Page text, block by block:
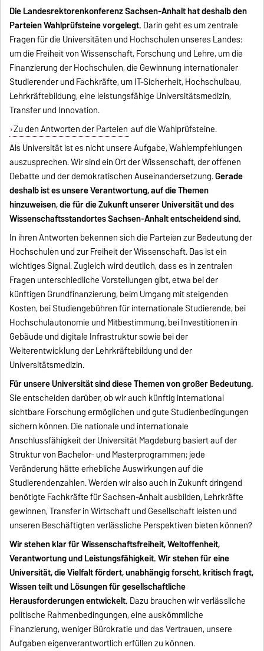
Die Landesrektorenkonferenz Sachsen-Anhalt hat deshalb den
Parteien Wahlprüfsteine vorgelegt. Darin geht es um zentrale
Fragen für die Universitäten und Hochschulen unseres Landes:
um die Freiheit von Wissenschaft, Forschung und Lehre, um die
Finanzierung der Hochschulen, die Gewinnung internationaler
Studierender und Fachkräfte, um IT-Sicherheit, Hochschulbau,
Lehrkräftebildung, eine leistungsfähige Universitätsmedizin,
Transfer und Innovation.
Zu den Antworten der Parteien auf die Wahlprüfsteine.
Als Universität ist es nicht unsere Aufgabe, Wahlempfehlungen
auszusprechen. Wir sind ein Ort der Wissenschaft, der offenen
Debatte und der demokratischen Auseinandersetzung.Gerade
deshalb ist es unsere Verantwortung, auf die Themen
hinzuweisen, die für die Zukunft unserer Universität und des
Wissenschaftsstandortes Sachsen-Anhalt entscheidend sind.
In ihren Antworten bekennen sich die Parteien zur Bedeutung der
Hochschulen und zur Freiheit der Wissenschaft. Das ist ein
wichtiges Signal. Zugleich wird deutlich, dass es in zentralen
Fragen unterschiedliche Vorstellungen gibt, etwa bei der
künftigen Grundfinanzierung, beim Umgang mit steigenden
Kosten, bei Studiengebühren für internationale Studierende, bei
Hochschulautonomie und Mitbestimmung, bei Investitionen in
Gebäude und digitale Infrastruktur sowie bei der
Weiterentwicklung der Lehrkräftebildung und der
Universitätsmedizin.
Für unsere Universität sind diese Themen von großer Bedeutung.
Sie entscheiden darüber, ob wir auch künftig international
sichtbare Forschung ermöglichen und gute Studienbedingungen
sichern können. Die nationale und internationale
Anschlussfähigkeit der Universität Magdeburg basiert auf der
Struktur von Bachelor- und Masterprogrammen; jede
Veränderung hätte erhebliche Auswirkungen auf die
Studierendenzahlen. Werden wir also auch in Zukunft dringend
benötigte Fachkräfte für Sachsen-Anhalt ausbilden, Lehrkräfte
gewinnen, Transfer in Wirtschaft und Gesellschaft leisten und
unseren Beschäftigten verlässliche Perspektiven bieten können?
Wir stehen klar für Wissenschaftsfreiheit, Weltoffenheit,
Verantwortung und Leistungsfähigkeit. Wir stehen für eine
Universität, die Vielfalt fördert, unabhängig forscht, kritisch fragt,
Wissen teilt und Lösungen für gesellschaftliche
Herausforderungen entwickelt. Dazu brauchen wir verlässliche
politische Rahmenbedingungen, eine auskömmliche
Finanzierung, weniger Bürokratie und das Vertrauen, unsere
Aufgaben eigenverantwortlich erfüllen zu können.